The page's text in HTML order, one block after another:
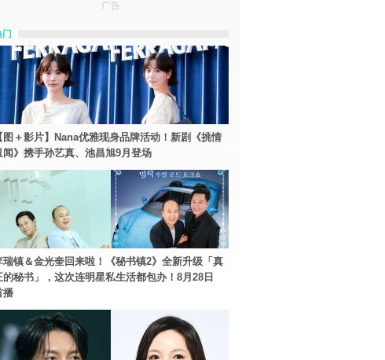
广告
图＋影片】Nana优雅现身品牌活动！新剧《挑情
闻》携手孙艺真、池昌旭9月登场
瑞镇＆金光奎回来啦！《秘书镇2》全新升级「真
的秘书」，这次连明星私生活都包办！8月28日
播